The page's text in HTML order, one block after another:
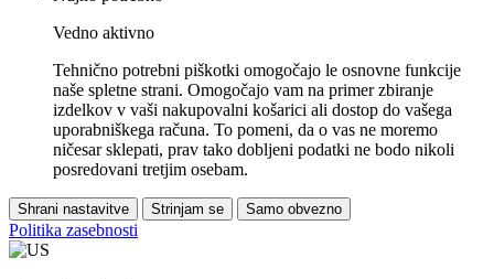
Vedno aktivno
Tehnično potrebni piškotki omogočajo le osnovne funkcije
naše spletne strani. Omogočajo vam na primer zbiranje
izdelkov v vaši nakupovalni košarici ali dostop do vašega
uporabniškega računa. To pomeni, da o vas ne moremo
ničesar sklepati, prav tako dobljeni podatki ne bodo nikoli
posredovani tretjim osebam.
Shrani nastavitve Strinjam se Samo obvezno
Politika zasebnosti